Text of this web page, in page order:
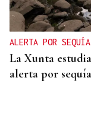
ALERTA POR SEQUÍA
La Xunta
alerta por